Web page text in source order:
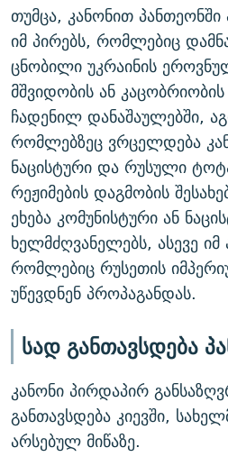
თუმცა, კანონით პანთეონში
იმ პირებს, რომლებიც
ცნობილი უკრაინის
მშვიდობის ან
ჩადენილ დანაშაულებში,
რომლებზეც ვრცელდება
ნაცისტური და რუსული
რეჟიმების დაგმობის
ეხება კომუნისტური ან
ხელმძღვანელებს, ასევე იმ
რომლებიც რუსეთის
უწევდნენ პროპაგანდას.
სად განთავსდება
კანონი პირდაპირ
განთავსდება კიევში,
არსებულ მიწაზე.